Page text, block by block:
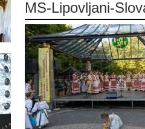
MS-Lipovljani-